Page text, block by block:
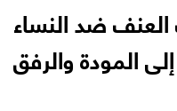
العنف ضد النساء
المودة والرفق